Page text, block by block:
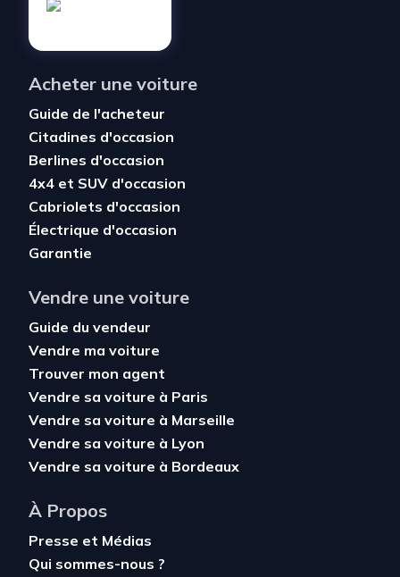
Acheter une voiture
Guide de l'acheteur
Citadines d'occasion
Berlines d'occasion
4x4 et SUV d'occasion
Cabriolets d'occasion
Électrique d'occasion
Garantie
Vendre une voiture
Guide du vendeur
Vendre ma voiture
Trouver mon agent
Vendre sa voiture à Paris
Vendre sa voiture à Marseille
Vendre sa voiture à Lyon
Vendre sa voiture à Bordeaux
À Propos
Presse et Médias
Qui sommes-nous ?